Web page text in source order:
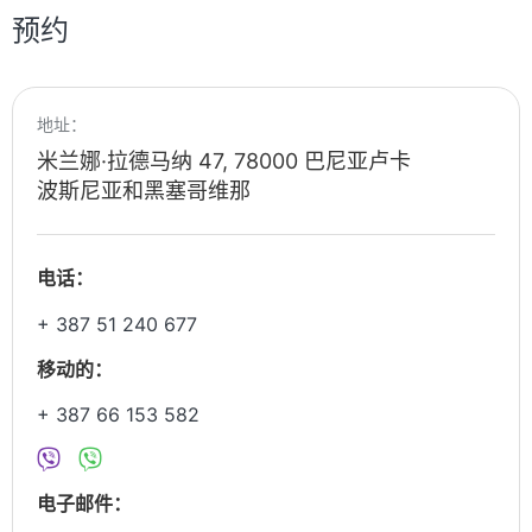
预约
地址：
米兰娜·拉德马纳 47, 78000 巴尼亚卢卡
波斯尼亚和黑塞哥维那
电话：
+ 387 51 240 677
移动的：
+ 387 66 153 582
电子邮件：